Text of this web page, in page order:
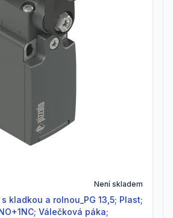
Není skladem
Válečková páka;